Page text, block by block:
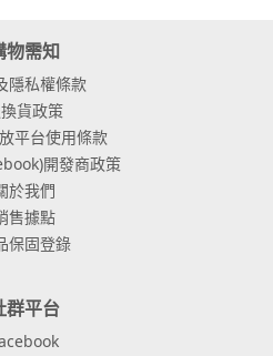
物需知
隱私權條款
貨政策
平台使用條款
開發商政策
於我們
售據點
保固登錄
群平台